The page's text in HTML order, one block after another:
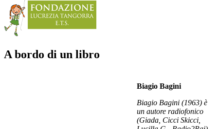
A bordo di un libro
Biagio Bagini
Biagio Bagini (1963) è
un autore radiofonico
(Giada, Cicci Skicci,